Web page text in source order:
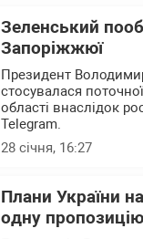
Зеленський
Запоріжжюї
Президент
стосувалася
області внаслідок
Telegram.
28 січня, 16:27
Плани України
одну